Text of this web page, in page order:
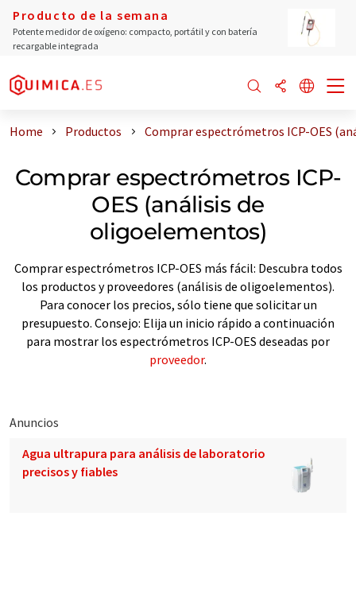
Producto de la semana
Potente medidor de oxígeno: compacto, portátil y con batería
recargable integrada
Home Productos Comprar espectrómetros ICP-OES
Comprar espectrómetros ICP-
OES (análisis de
oligoelementos)
Comprar espectrómetros ICP-OES más fácil: Descubra todos
los productos y proveedores (análisis de oligoelementos).
Para conocer los precios, sólo tiene que solicitar un
presupuesto. Consejo: Elija un inicio rápido a continuación
para mostrar los espectrómetros ICP-OES deseadas por
proveedor.
Anuncios
Agua ultrapura para análisis de laboratorio
precisos y fiables